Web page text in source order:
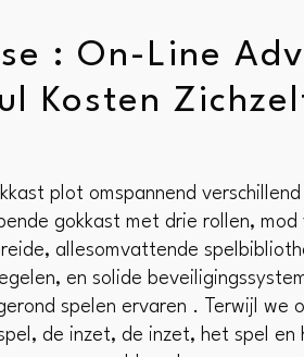
: On-Line
Kosten
plot omspannend
gokkast met drie rollen,
allesomvattende
en solide
spelen ervaren . Terwijl we
de inzet, de inzet, het spel